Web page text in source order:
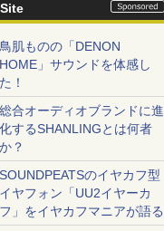
鳥肌ものの「DENON
HOME」サウンドを体感し
た！
総合オーディオブランドに進
化するSHANLINGとは何者
か？
SOUNDPEATSのイヤカフ型
イヤフォン「UU2イヤーカ
フ」をイヤカフマニアが語る